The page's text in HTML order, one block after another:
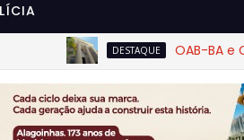
DESTAQUE OAB-BA e OAB